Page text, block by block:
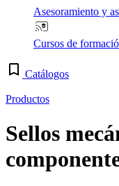
Asesoramiento y
Cursos de
Catálogos
Productos
Sellos